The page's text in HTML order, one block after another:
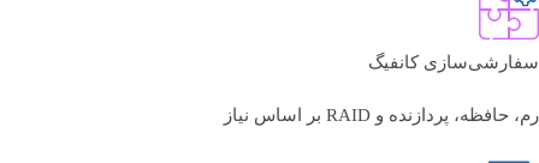
سفارشی‌سازی کانفیگ
رم، حافظه، پردازنده و RAID بر اساس نیاز